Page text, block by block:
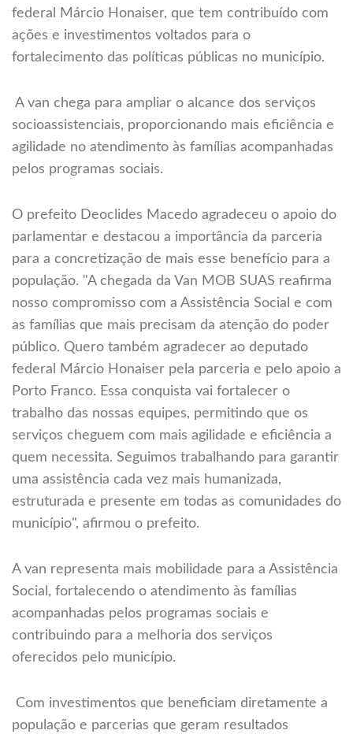
federal Márcio Honaiser, que tem contribuído com
ações e investimentos voltados para o
fortalecimento das políticas públicas no município.
A van chega para ampliar o alcance dos serviços
socioassistenciais, proporcionando mais eficiência e
agilidade no atendimento às famílias acompanhadas
pelos programas sociais.
O prefeito Deoclides Macedo agradeceu o apoio do
parlamentar e destacou a importância da parceria
para a concretização de mais esse benefício para a
população. "A chegada da Van MOB SUAS reafirma
nosso compromisso com a Assistência Social e com
as famílias que mais precisam da atenção do poder
público. Quero também agradecer ao deputado
federal Márcio Honaiser pela parceria e pelo apoio a
Porto Franco. Essa conquista vai fortalecer o
trabalho das nossas equipes, permitindo que os
serviços cheguem com mais agilidade e eficiência a
quem necessita. Seguimos trabalhando para garantir
uma assistência cada vez mais humanizada,
estruturada e presente em todas as comunidades do
município", afirmou o prefeito.
A van representa mais mobilidade para a Assistência
Social, fortalecendo o atendimento às famílias
acompanhadas pelos programas sociais e
contribuindo para a melhoria dos serviços
oferecidos pelo município.
Com investimentos que beneficiam diretamente a
população e parcerias que geram resultados